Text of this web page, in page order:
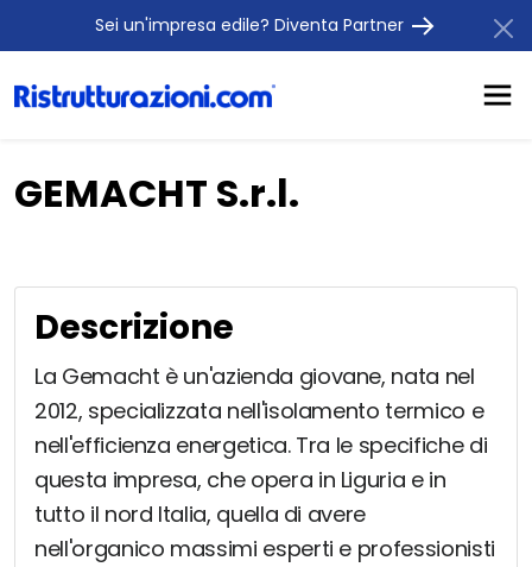
Sei un'impresa edile? Diventa Partner
GEMACHT S.r.l.
Descrizione
La Gemacht è un'azienda giovane, nata nel
2012, specializzata nell'isolamento termico e
nell'efficienza energetica. Tra le specifiche di
questa impresa, che opera in Liguria e in
tutto il nord Italia, quella di avere
nell'organico massimi esperti e professionisti